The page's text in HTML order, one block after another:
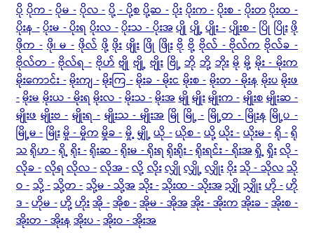
ပိုပိုက -ပိုမ -ပိုလ -ပို့ - ပို့စပို့ဆ -ပိုးပိုးက -ပိုးစ -ပိုးတပိုးထ -
ပိုးန -ပိုးမ - ပိုးရ ပိုးလ -ပိုးသ - ပိုးအပျိုပျို့ ပျိုး -ပျိုးစ -ပြို ပြိုးဖို
ဖိုက - ဖို၊ မ - ဖိုလ် ဖို့ ဖိုး ဖျိုး ဖြို ဖြိုး ဗို ဗို့ ဗိုလ် - ဗိုလ်က ဗိုလ်ခ -
ဗိုလ်တ - ဗိုလ်ရ - ဗိုဟ် ဗျို ဗျို့ ဗျိုး ဗြို့ ဘို ဘို့ ဘိုး မို မို့ မိုး - မိုးက
မိုးကောင်း -မိုးကျ -မိုးကြ -မိုးခ - မိုးငမိုးစ -မိုးတ - မိုးနမိုးပမိုးဖ
-မိုးမမိုးယ - မိုးရ မိုးလ -မိုးသ -မိုးအမျိုမျိုးမျိုးက -မျိုးစမျိုးဆ -
မျိုးဖ မျိုးဗ - မျိုးရ - မျိုးသ - မျိုးအ မြို မြို့ - မြို့တ - မြိုးန မြို့ပ -
မြို့မ -မြိုးမှို - မှိုကမှိုခ -မှို့ မျှို့ ယို -ယိုစ -ယို့ယိုး -ယိုးမ -ရို -ရို
သရိုဟ -ရို့ရိုး -ရိုးဆ -ရိုးမ - ရိုးရရိုးရိုး -ရိုးရင်း - ရိုးအရှို့ရှိုးလို -
လိုခ -လိုရ လိုလ -လိုအ -လို့လိုးလျှို လျှို့ လျှိုးဝိုးသို - သိုလသို
ဝ -သို့ -သို့တ -သို့မ - သို့အသိုး -သိုးထ - သိုးအသျှို သျှိုးဟို -ဟို
ဒ -ဟိုမ -ဟို့ဟိုးအို -အိုစ -အိုမ - အိုအအိုး - အိုးကအိုးခ -အိုးစ -
အိုးတ - အိုးနအိုးပ -အိုးဝ - အိုးအ